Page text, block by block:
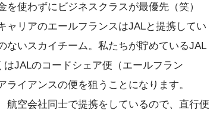
使わずにビジネスクラスが最優先（笑）
ャリアのエールフランスはJALと提携してい
ないスカイチーム。私たちが貯めているJAL
JALのコードシェア便（エールフラン
イアンスの便を狙うことになります。
航空会社同士で提携をしているので、直行便